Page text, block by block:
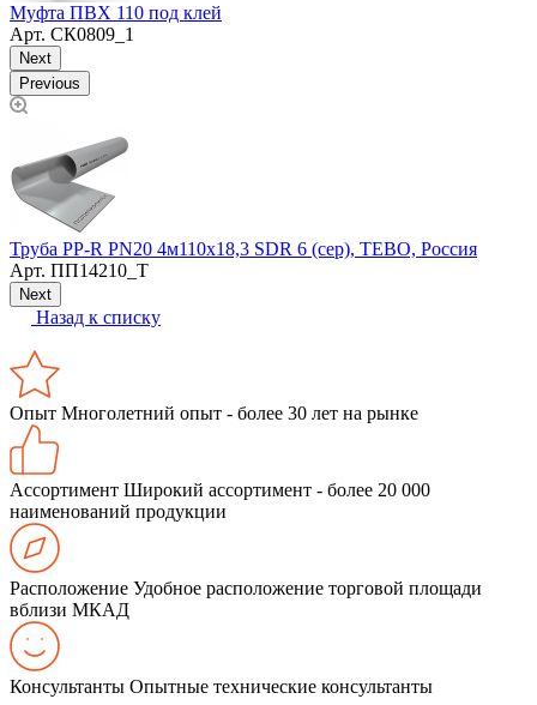
Муфта ПВХ 110 под клей
Арт. СК0809_1
Next
Previous
Труба PP-R PN20 4м110х18,3 SDR 6 (сер), TEBO, Россия
Арт. ПП14210_Т
Next
Назад к списку
Опыт Многолетний опыт - более 30 лет на рынке
Ассортимент Широкий ассортимент - более 20 000
наименований продукции
Расположение Удобное расположение торговой площади
вблизи МКАД
Консультанты Опытные технические консультанты